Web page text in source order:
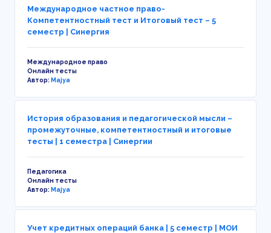
Международное частное право-
Компетентностный тест и Итоговый тест – 5
семестр | Синергия
Международное право
Онлайн тесты
Автор:Majya
История образования и педагогической мысли –
промежуточные, компетентностный и итоговые
тесты | 1 семестра | Синергии
Педагогика
Онлайн тесты
Автор:Majya
Учет кредитных операций банка | 5 семестр | МОИ